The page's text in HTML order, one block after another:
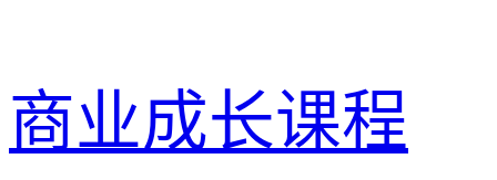
商业成长课程